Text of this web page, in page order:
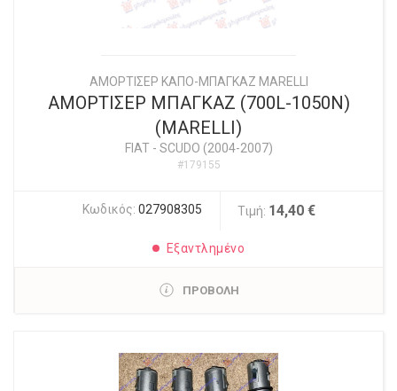
ΑΜΟΡΤΙΣΕΡ ΚΑΠΟ-ΜΠΑΓΚΑΖ MARELLI
ΑΜΟΡΤΙΣΕΡ ΜΠΑΓΚΑΖ (700L-1050N)
(MARELLI)
FIAT- SCUDO (2004-2007)
#179155
Κωδικός: 027908305 Τιμή: 14,40 €
Εξαντλημένο
ΠΡΟΒΟΛΗ